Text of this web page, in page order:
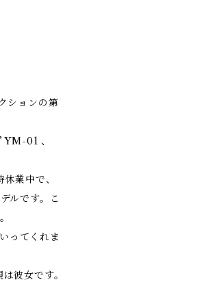
ションの第
01 、
業中で、
ルです。こ
ってくれま
彼女です。